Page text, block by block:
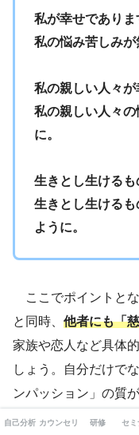
私が幸せでありま
私の悩み苦しみが
私の親しい人々が
私の親しい人々
に。
生きとし生けるも
生きとし生ける
ように。
ここでポイントと
と同時、 他者にも「
家族や恋人など具体
しょう。自分だけで
ンパッション」の質
自己分析 カウンセリング研修 セミ